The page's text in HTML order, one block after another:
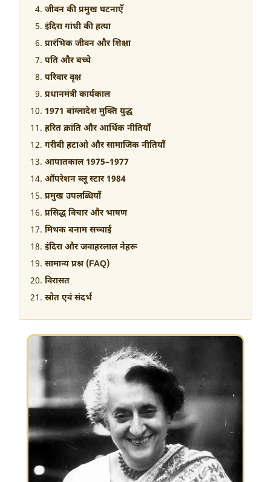
जीवन की प्रमुख घटनाएँ
इंदिरा गांधी की हत्या
प्रारंभिक जीवन और शिक्षा
पति और बच्चे
परिवार वृक्ष
प्रधानमंत्री कार्यकाल
1971 बांग्लादेश मुक्ति युद्ध
हरित क्रांति और आर्थिक नीतियाँ
गरीबी हटाओ और सामाजिक नीतियाँ
आपातकाल 1975–1977
ऑपरेशन ब्लू स्टार 1984
प्रमुख उपलब्धियाँ
प्रसिद्ध विचार और भाषण
मिथक बनाम सच्चाई
इंदिरा और जवाहरलाल नेहरू
सामान्य प्रश्न (FAQ)
विरासत
स्रोत एवं संदर्भ